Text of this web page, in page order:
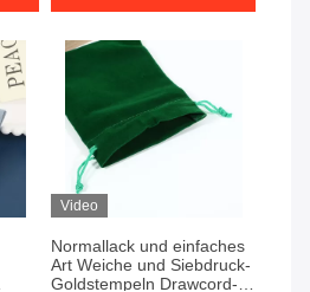
Video
Normallack und einfaches
Art Weiche und Siebdruck-
Goldstempeln Drawcord-